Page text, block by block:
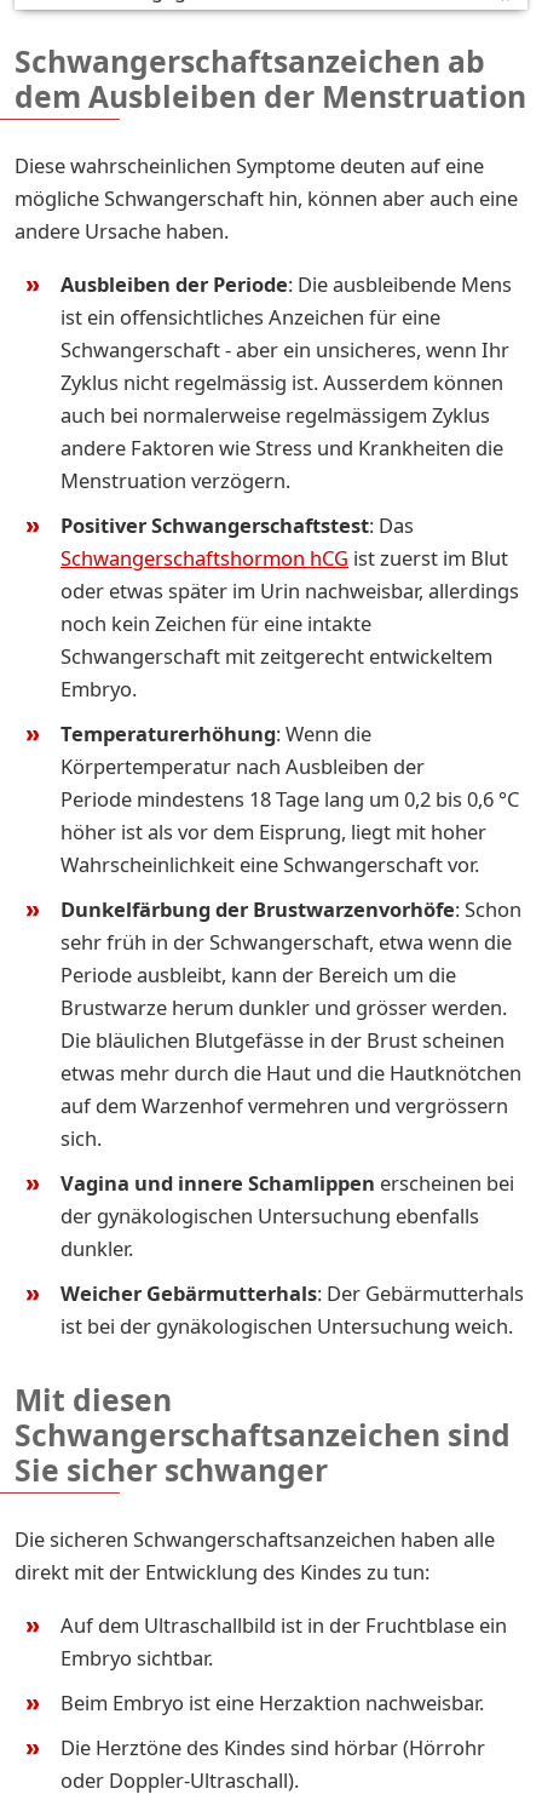
Schwangerschaftsanzeichen ab
dem Ausbleiben der Menstruation
Diese wahrscheinlichen Symptome deuten auf eine
mögliche Schwangerschaft hin, können aber auch eine
andere Ursache haben.
Ausbleiben der Periode: Die ausbleibende Mens
ist ein offensichtliches Anzeichen für eine
Schwangerschaft - aber ein unsicheres, wenn Ihr
Zyklus nicht regelmässig ist. Ausserdem können
auch bei normalerweise regelmässigem Zyklus
andere Faktoren wie Stress und Krankheiten die
Menstruation verzögern.
Positiver Schwangerschaftstest: Das
Schwangerschaftshormon hCG ist zuerst im Blut
oder etwas später im Urin nachweisbar, allerdings
noch kein Zeichen für eine intakte
Schwangerschaft mit zeitgerecht entwickeltem
Embryo.
Temperaturerhöhung: Wenn die
Körpertemperatur nach Ausbleiben der
Periode mindestens 18 Tage lang um 0,2 bis 0,6 °C
höher ist als vor dem Eisprung, liegt mit hoher
Wahrscheinlichkeit eine Schwangerschaft vor.
Dunkelfärbung der Brustwarzenvorhöfe: Schon
sehr früh in der Schwangerschaft, etwa wenn die
Periode ausbleibt, kann der Bereich um die
Brustwarze herum dunkler und grösser werden.
Die bläulichen Blutgefässe in der Brust scheinen
etwas mehr durch die Haut und die Hautknötchen
auf dem Warzenhof vermehren und vergrössern
sich.
Vagina und innere Schamlippen erscheinen bei
der gynäkologischen Untersuchung ebenfalls
dunkler.
Weicher Gebärmutterhals: Der Gebärmutterhals
ist bei der gynäkologischen Untersuchung weich.
Mit diesen
Schwangerschaftsanzeichen sind
Sie sicher schwanger
Die sicheren Schwangerschaftsanzeichen haben alle
direkt mit der Entwicklung des Kindes zu tun:
Auf dem Ultraschallbild ist in der Fruchtblase ein
Embryo sichtbar.
Beim Embryo ist eine Herzaktion nachweisbar.
Die Herztöne des Kindes sind hörbar (Hörrohr
oder Doppler-Ultraschall).